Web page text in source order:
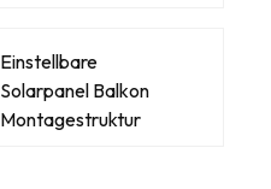
Einstellbare
Solarpanel Balkon
Montagestruktur